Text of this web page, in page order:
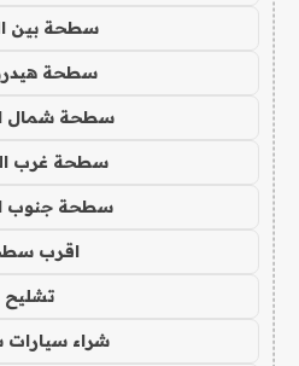
سطحة بين
سطحة
سطحة شمال
سطحة غرب
سطحة جنوب
اقرب
تشليح
شراء